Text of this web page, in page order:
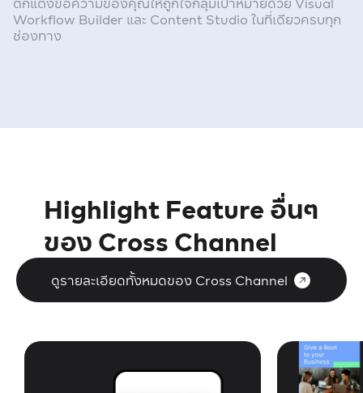
Workflow Builder และ Content Studio ในที่เดียวครบทุก
ช่องทาง
Highlight Feature อื่นๆ
ของ Cross Channel
ดูรายละเอียดทั้งหมดของ Cross Channel